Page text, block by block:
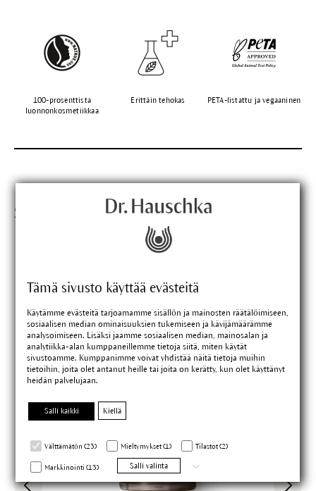
Tämä sivusto käyttää evästeitä
Käytämme evästeitä tarjoamamme sisällön ja mainosten räätälöimiseen,
sosiaalisen median ominaisuuksien tukemiseen ja kävijämäärämme
analysoimiseen. Lisäksi jaamme sosiaalisen median, mainosalan ja
analytiikka-alan kumppaneillemme tietoja siitä, miten käytät
sivustoamme. Kumppanimme voivat yhdistää näitä tietoja muihin
tietoihin, joita olet antanut heille tai joita on kerätty, kun olet käyttänyt
heidän palvelujaan.
Salli kaikki Kiellä
Välttämätön (23) Mieltymykset (1) Tilastot (2)
Markkinointi (13) Salli valinta
100-prosenttista
luonnonkosmetiikkaa
Erittäin tehokas PETA-listattu ja vegaaninen
Sopivat tuotteet